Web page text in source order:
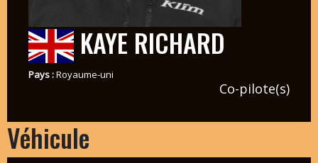
KAYE RICHARD
Pays :Royaume-uni
Co-pilote(s)
Véhicule